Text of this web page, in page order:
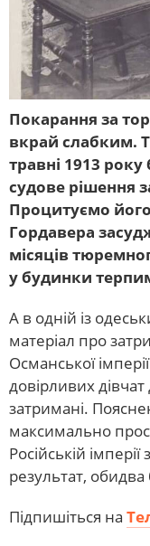
Покарання за
вкрай слабким.
травні 1913
судове рішення
Процитуємо
Гордавера
місяців
у будинки
А в одній із
матеріал про
Османської
довірливих
затримані.
максимально
Російській
результат,
Підпишіться на